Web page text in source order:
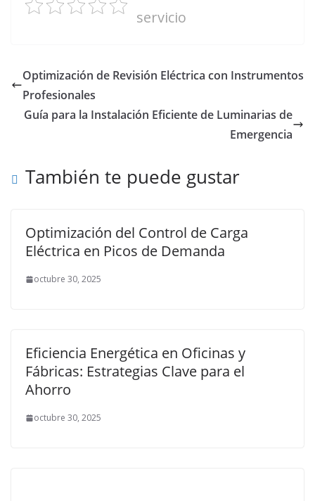
servicio
Optimización de Revisión Eléctrica con Instrumentos
Profesionales
Guía para la Instalación Eficiente de Luminarias de
Emergencia
También te puede gustar
Optimización del Control de Carga
Eléctrica en Picos de Demanda
octubre 30, 2025
Eficiencia Energética en Oficinas y
Fábricas: Estrategias Clave para el
Ahorro
octubre 30, 2025